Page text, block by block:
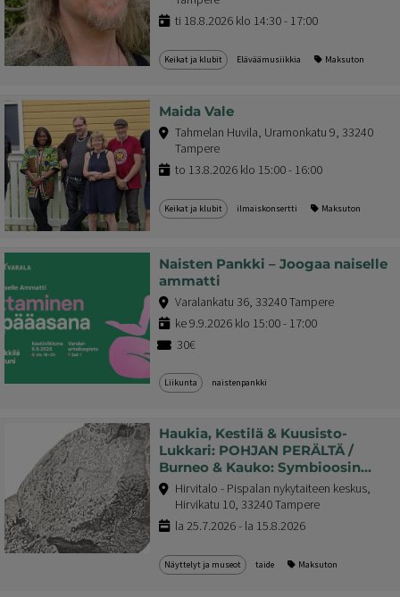
ti 18.8.2026 klo 14:30 - 17:00
Keikat ja klubit Eläväämusiikkia Maksuton
Maida Vale
Tahmelan Huvila, Uramonkatu 9, 33240
Tampere
to 13.8.2026 klo 15:00 - 16:00
Keikat ja klubit ilmaiskonsertti Maksuton
Naisten Pankki – Joogaa naiselle
ammatti
Varalankatu 36, 33240 Tampere
ke 9.9.2026 klo 15:00 - 17:00
30€
Liikunta naistenpankki
Haukia, Kestilä & Kuusisto-
Lukkari: POHJAN PERÄLTÄ /
Burneo & Kauko: Symbioosin
mysteerit
Hirvitalo - Pispalan nykytaiteen keskus,
Hirvikatu 10, 33240 Tampere
la 25.7.2026 - la 15.8.2026
Näyttelyt ja museot taide Maksuton